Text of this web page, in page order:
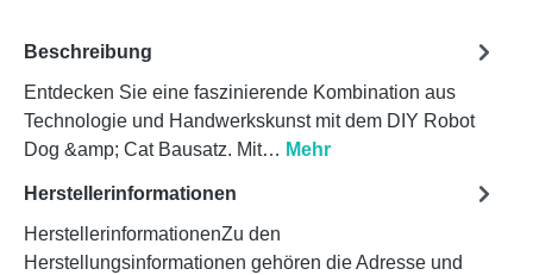
Beschreibung
Entdecken Sie eine faszinierende Kombination aus
Technologie und Handwerkskunst mit dem DIY Robot
Dog &amp; Cat Bausatz. Mit… Mehr
Herstellerinformationen
HerstellerinformationenZu den
Herstellungsinformationen gehören die Adresse und